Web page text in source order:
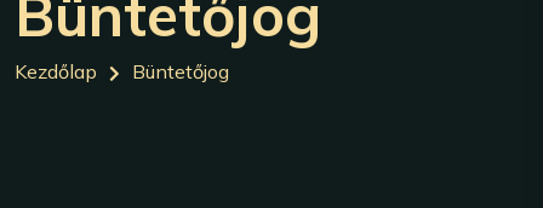
Kezdőlap Büntetőjog